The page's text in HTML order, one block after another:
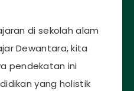
di sekolah alam
Dewantara, kita
pendekatan ini
yang holistik